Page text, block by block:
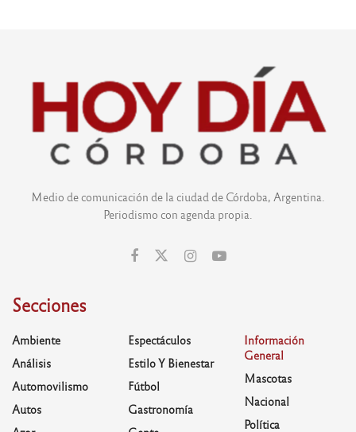
Medio de comunicación de la ciudad de Córdoba, Argentina.
Periodismo con agenda propia.
Secciones
Ambiente
Análisis
Automovilismo
Autos
Espectáculos
Estilo Y Bienestar
Fútbol
Gastronomía
Información
General
Mascotas
Nacional
Política